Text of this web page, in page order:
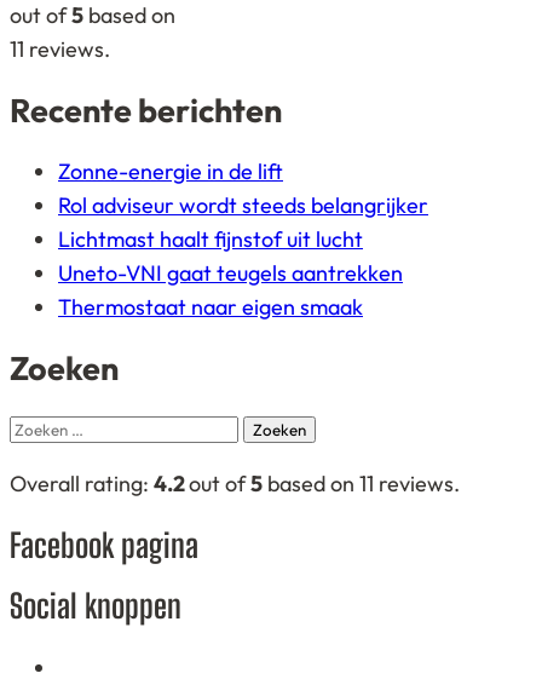
on
12.345
out of5 based on
11 reviews.
Recente berichten
Zonne-energie in de lift
Rol adviseur wordt steeds belangrijker
Lichtmast haalt fijnstof uit lucht
Uneto-VNI gaat teugels aantrekken
Thermostaat naar eigen smaak
Zoeken
Zoeken
4,2
based
12.345
Overall rating: 4.2out of5 based on 11 reviews.
Facebook pagina
Social knoppen